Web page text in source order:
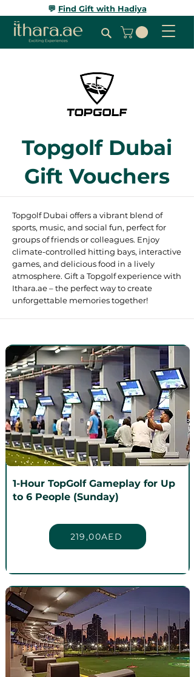
💬 Find Gift with Hadiya
Topgolf Dubai
Gift Vouchers
Topgolf Dubai offers a vibrant blend of
sports, music, and social fun, perfect for
groups of friends or colleagues. Enjoy
climate-controlled hitting bays, interactive
games, and delicious food in a lively
atmosphere. Gift a Topgolf experience with
Ithara.ae – the perfect way to create
unforgettable memories together!
1-Hour TopGolf Gameplay for Up
to 6 People (Sunday)
219,00AED